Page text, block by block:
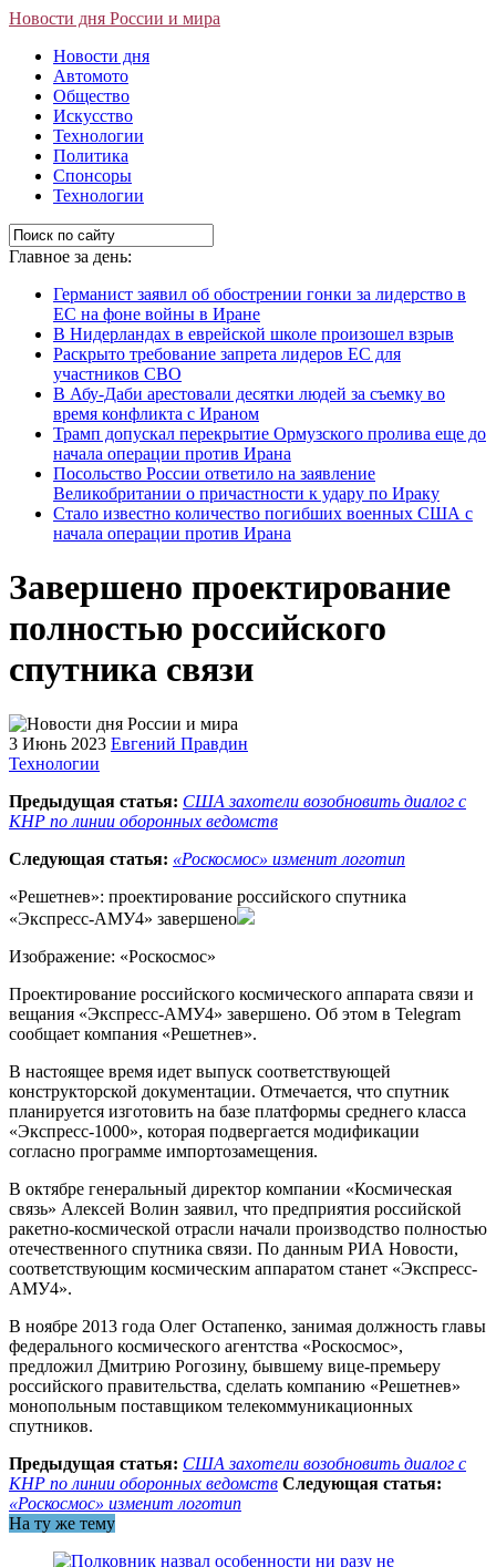
Новости дня России и мира
Новости дня
Автомото
Общество
Искусство
Технологии
Политика
Спонсоры
Технологии
Главное за день:
Германист заявил об обострении гонки за лидерство в
ЕС на фоне войны в Иране
В Нидерландах в еврейской школе произошел взрыв
Раскрыто требование запрета лидеров ЕС для
участников СВО
В Абу-Даби арестовали десятки людей за съемку во
время конфликта с Ираном
Трамп допускал перекрытие Ормузского пролива еще до
начала операции против Ирана
Посольство России ответило на заявление
Великобритании о причастности к удару по Ираку
Стало известно количество погибших военных США с
начала операции против Ирана
Завершено проектирование
полностью российского
спутника связи
3 Июнь 2023 Евгений Правдин
Технологии
Предыдущая статья: США захотели возобновить диалог с
КНР по линии оборонных ведомств
Следующая статья: «Роскосмос» изменит логотип
«Решетнев»: проектирование российского спутника
«Экспресс-АМУ4» завершено
Изображение: «Роскосмос»
Проектирование российского космического аппарата связи и
вещания «Экспресс-АМУ4» завершено. Об этом в Telegram
сообщает компания «Решетнев».
В настоящее время идет выпуск соответствующей
конструкторской документации. Отмечается, что спутник
планируется изготовить на базе платформы среднего класса
«Экспресс-1000», которая подвергается модификации
согласно программе импортозамещения.
В октябре генеральный директор компании «Космическая
связь» Алексей Волин заявил, что предприятия российской
ракетно-космической отрасли начали производство полностью
отечественного спутника связи. По данным РИА Новости,
соответствующим космическим аппаратом станет «Экспресс-
АМУ4».
В ноябре 2013 года Олег Остапенко, занимая должность главы
федерального космического агентства «Роскосмос»,
предложил Дмитрию Рогозину, бывшему вице-премьеру
российского правительства, сделать компанию «Решетнев»
монопольным поставщиком телекоммуникационных
спутников.
Предыдущая статья: США захотели возобновить диалог с
КНР по линии оборонных ведомств Следующая статья:
«Роскосмос» изменит логотип
На ту же тему